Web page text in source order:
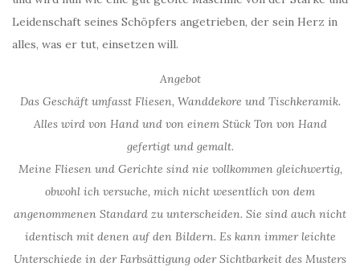
Leidenschaft seines Schöpfers angetrieben, der sein Herz in
alles, was er tut, einsetzen will.
Angebot
Das Geschäft umfasst Fliesen, Wanddekore und Tischkeramik.
Alles wird von Hand und von einem Stück Ton von Hand
gefertigt und gemalt.
Meine Fliesen und Gerichte sind nie vollkommen gleichwertig,
obwohl ich versuche, mich nicht wesentlich von dem
angenommenen Standard zu unterscheiden. Sie sind auch nicht
identisch mit denen auf den Bildern. Es kann immer leichte
Unterschiede in der Farbsättigung oder Sichtbarkeit des Musters